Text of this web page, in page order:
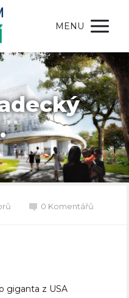
MENU
0 Komentářů
giganta z USA